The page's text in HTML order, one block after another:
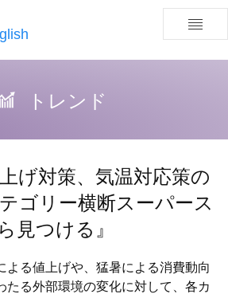
トレンド
げ対策、気温対応策の
ゴリー横断スーパース
見つける』
る値上げや、猛暑による消費動向
たる外部環境の変化に対して、各カ